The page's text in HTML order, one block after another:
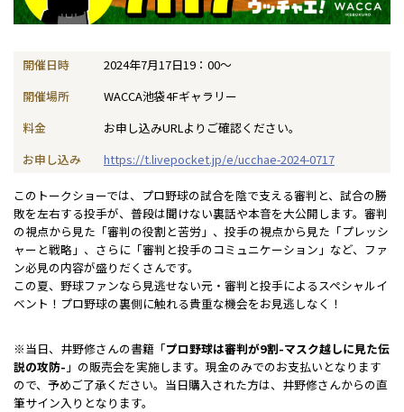
開催日時
2024年7月17日19：00〜
開催場所
WACCA池袋4Fギャラリー
料金
お申し込みURLよりご確認ください。
お申し込み
https://t.livepocket.jp/e/ucchae-2024-0717
このトークショーでは、プロ野球の試合を陰で支える審判と、試合の勝
敗を左右する投手が、普段は聞けない裏話や本音を大公開します。審判
の視点から見た「審判の役割と苦労」、投手の視点から見た「プレッシ
ャーと戦略」、さらに「審判と投手のコミュニケーション」など、ファ
ン必見の内容が盛りだくさんです。
この夏、野球ファンなら見逃せない元・審判と投手によるスペシャルイ
ベント！プロ野球の裏側に触れる貴重な機会をお見逃しなく！
※当日、井野修さんの書籍「プロ野球は審判が9割-マスク越しに見た伝
説の攻防- 」の販売会を実施します。現金のみでのお支払いとなります
ので、予めご了承ください。当日購入された方は、井野修さんからの直
筆サイン入りとなります。